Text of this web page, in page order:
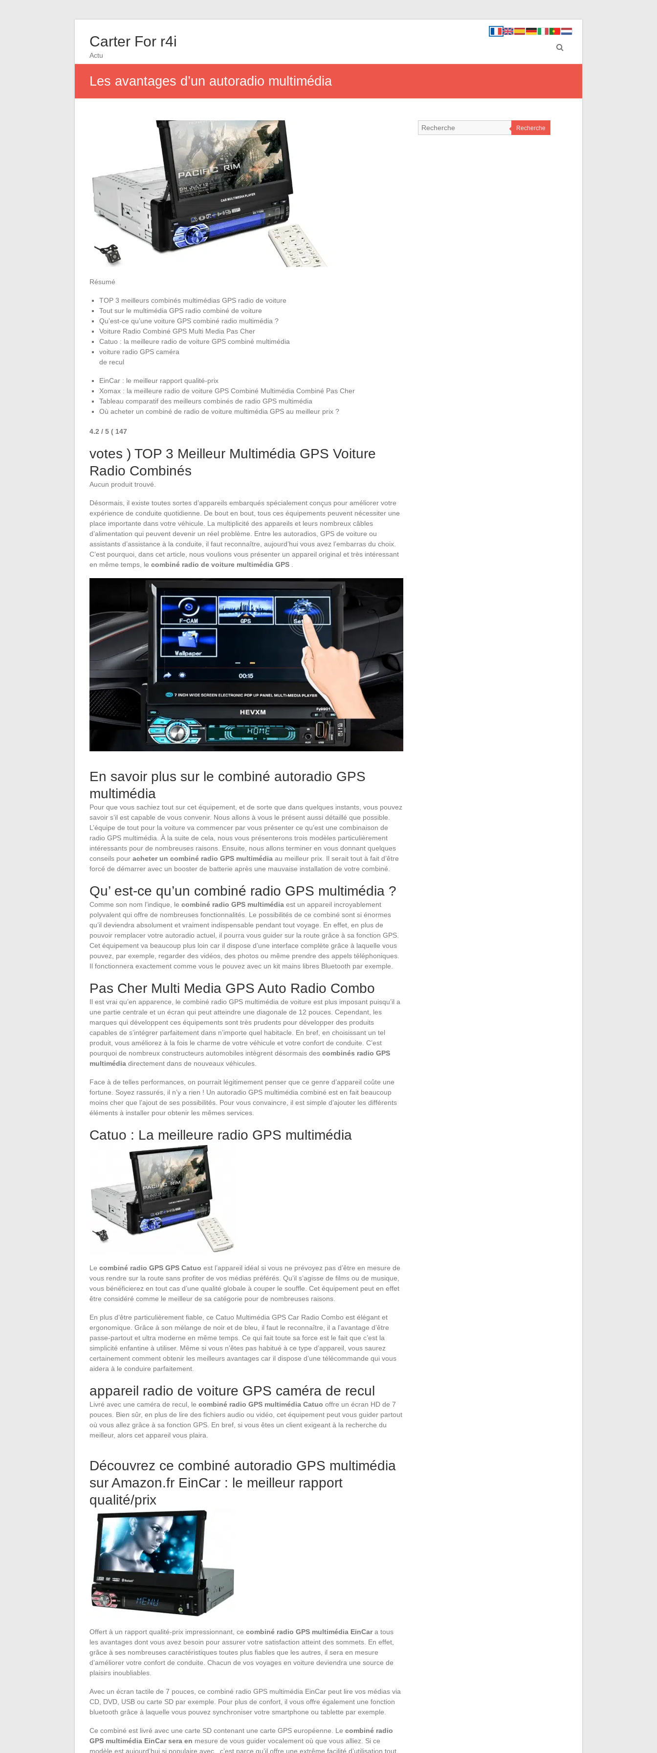
Carter For r4i
Actu
Les avantages d’un autoradio multimédia
Résumé
TOP 3 meilleurs combinés multimédias GPS radio de voiture
Tout sur le multimédia GPS radio combiné de voiture
Qu’est-ce qu’une voiture GPS combiné radio multimédia ?
Voiture Radio Combiné GPS Multi Media Pas Cher
Catuo : la meilleure radio de voiture GPS combiné multimédia
voiture radio GPS caméra
de recul
EinCar : le meilleur rapport qualité-prix
Xomax : la meilleure radio de voiture GPS Combiné Multimédia Combiné Pas Cher
Tableau comparatif des meilleurs combinés de radio GPS multimédia
Où acheter un combiné de radio de voiture multimédia GPS au meilleur prix ?
4.2 / 5 ( 147
votes ) TOP 3 Meilleur Multimédia GPS Voiture
Radio Combinés
Aucun produit trouvé.
Désormais, il existe toutes sortes d’appareils embarqués spécialement conçus pour améliorer votre
expérience de conduite quotidienne. De bout en bout, tous ces équipements peuvent nécessiter une
place importante dans votre véhicule. La multiplicité des appareils et leurs nombreux câbles
d’alimentation qui peuvent devenir un réel problème. Entre les autoradios, GPS de voiture ou
assistants d’assistance à la conduite, il faut reconnaître, aujourd’hui vous avez l’embarras du choix.
C’est pourquoi, dans cet article, nous voulions vous présenter un appareil original et très intéressant
en même temps, le combiné radio de voiture multimédia GPS
En savoir plus sur le combiné autoradio GPS
multimédia
Pour que vous sachiez tout sur cet équipement, et de sorte que dans quelques instants, vous pouvez
savoir s’il est capable de vous convenir. Nous allons à vous le présent aussi détaillé que possible.
L’équipe de tout pour la voiture va commencer par vous présenter ce qu’est une combinaison de
radio GPS multimédia. À la suite de cela, nous vous présenterons trois modèles particulièrement
intéressants pour de nombreuses raisons. Ensuite, nous allons terminer en vous donnant quelques
conseils pour acheter un combiné radio GPS multimédia au meilleur prix. Il serait tout à fait d’être
forcé de démarrer avec un booster de batterie après une mauvaise installation de votre combiné.
Qu’ est-ce qu’un combiné radio GPS multimédia ?
Comme son nom l’indique, le combiné radio GPS multimédia est un appareil incroyablement
polyvalent qui offre de nombreuses fonctionnalités. Le possibilités de ce combiné sont si énormes
qu’il deviendra absolument et vraiment indispensable pendant tout voyage. En effet, en plus de
pouvoir remplacer votre autoradio actuel, il pourra vous guider sur la route grâce à sa fonction GPS.
Cet équipement va beaucoup plus loin car il dispose d’une interface complète grâce à laquelle vous
pouvez, par exemple, regarder des vidéos, des photos ou même prendre des appels téléphoniques.
Il fonctionnera exactement comme vous le pouvez avec un kit mains libres Bluetooth par exemple.
Pas Cher Multi Media GPS Auto Radio Combo
Il est vrai qu’en apparence, le combiné radio GPS multimédia de voiture est plus imposant puisqu’il a
une partie centrale et un écran qui peut atteindre une diagonale de 12 pouces. Cependant, les
marques qui développent ces équipements sont très prudents pour développer des produits
capables de s’intégrer parfaitement dans n’importe quel habitacle. En bref, en choisissant un tel
produit, vous améliorez à la fois le charme de votre véhicule et votre confort de conduite. C’est
pourquoi de nombreux constructeurs automobiles intègrent désormais des combinés radio GPS
multimédia directement dans de nouveaux véhicules.
Face à de telles performances, on pourrait légitimement penser que ce genre d’appareil coûte une
fortune. Soyez rassurés, il n’y a rien ! Un autoradio GPS multimédia combiné est en fait beaucoup
moins cher que l’ajout de ses possibilités. Pour vous convaincre, il est simple d’ajouter les différents
éléments à installer pour obtenir les mêmes services.
Catuo : La meilleure radio GPS multimédia
Le combiné radio GPS GPS Catuo est l’appareil idéal si vous ne prévoyez pas d’être en mesure de
vous rendre sur la route sans profiter de vos médias préférés. Qu’il s’agisse de films ou de musique,
vous bénéficierez en tout cas d’une qualité globale à couper le souffle. Cet équipement peut en effet
être considéré comme le meilleur de sa catégorie pour de nombreuses raisons.
En plus d’être particulièrement fiable, ce Catuo Multimédia GPS Car Radio Combo est élégant et
ergonomique. Grâce à son mélange de noir et de bleu, il faut le reconnaître, il a l’avantage d’être
passe-partout et ultra moderne en même temps. Ce qui fait toute sa force est le fait que c’est la
simplicité enfantine à utiliser. Même si vous n’êtes pas habitué à ce type d’appareil, vous saurez
certainement comment obtenir les meilleurs avantages car il dispose d’une télécommande qui vous
aidera à le conduire parfaitement.
appareil radio de voiture GPS caméra de recul
Livré avec une caméra de recul, le combiné radio GPS multimédia Catuo offre un écran HD de 7
pouces. Bien sûr, en plus de lire des fichiers audio ou vidéo, cet équipement peut vous guider partout
où vous allez grâce à sa fonction GPS. En bref, si vous êtes un client exigeant à la recherche du
meilleur, alors cet appareil vous plaira.
Découvrez ce combiné autoradio GPS multimédia
sur Amazon.fr EinCar : le meilleur rapport
qualité/prix
Offert à un rapport qualité-prix impressionnant, ce combiné radio GPS multimédia EinCara tous
les avantages dont vous avez besoin pour assurer votre satisfaction atteint des sommets. En effet,
grâce à ses nombreuses caractéristiques toutes plus fiables que les autres, il sera en mesure
d’améliorer votre confort de conduite. Chacun de vos voyages en voiture deviendra une source de
plaisirs inoubliables.
Avec un écran tactile de 7 pouces, ce combiné radio GPS multimédia EinCar peut lire vos médias via
CD, DVD, USB ou carte SD par exemple. Pour plus de confort, il vous offre également une fonction
bluetooth grâce à laquelle vous pouvez synchroniser votre smartphone ou tablette par exemple.
Ce combiné est livré avec une carte SD contenant une carte GPS européenne. Le combiné radio
GPS multimédia EinCar sera en mesure de vous guider vocalement où que vous alliez. Si ce
modèle est aujourd’hui si populaire avec , c’est parce qu’il offre une extrême facilité d’utilisation tout
Recherche